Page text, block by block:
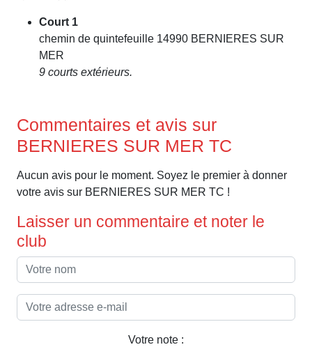
Court 1
chemin de quintefeuille 14990 BERNIERES SUR
MER
9 courts extérieurs.
Commentaires et avis sur
BERNIERES SUR MER TC
Aucun avis pour le moment. Soyez le premier à donner
votre avis sur BERNIERES SUR MER TC !
Laisser un commentaire et noter le
club
Votre note :